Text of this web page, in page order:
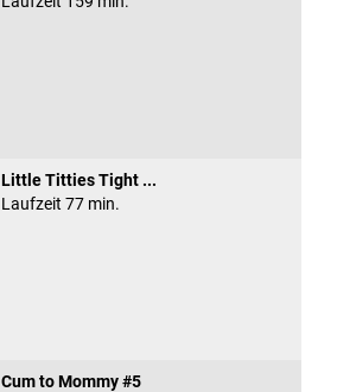
Little Titties Tight ...
Laufzeit 77 min.
Cum to Mommy #5